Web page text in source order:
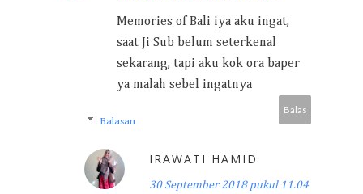
Memories of Bali iya aku ingat,
saat Ji Sub belum seterkenal
sekarang, tapi aku kok ora baper
ya malah sebel ingatnya
Balas
Balasan
IRAWATI HAMID
30 September 2018 pukul 11.04